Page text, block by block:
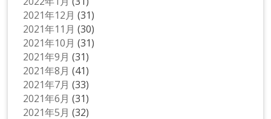
2021年12月 (31)
2021年11月 (30)
2021年10月 (31)
2021年9月 (31)
2021年8月 (41)
2021年7月 (33)
2021年6月 (31)
2021年5月 (32)